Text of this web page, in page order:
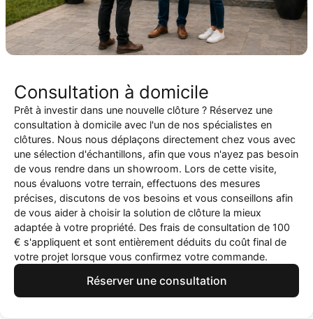
Consultation à domicile
Prêt à investir dans une nouvelle clôture ? Réservez une
consultation à domicile avec l'un de nos spécialistes en
clôtures. Nous nous déplaçons directement chez vous avec
une sélection d'échantillons, afin que vous n'ayez pas besoin
de vous rendre dans un showroom. Lors de cette visite,
nous évaluons votre terrain, effectuons des mesures
précises, discutons de vos besoins et vous conseillons afin
de vous aider à choisir la solution de clôture la mieux
adaptée à votre propriété. Des frais de consultation de 100
€ s'appliquent et sont entièrement déduits du coût final de
votre projet lorsque vous confirmez votre commande.
Réserver une consultation